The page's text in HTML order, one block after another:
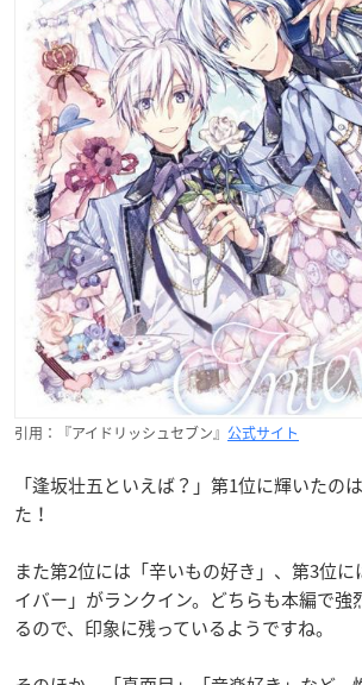
引用：『アイドリッシュセブン』 公式サイト
「逢坂壮五といえば？」第1位に輝いたの
た！
また第2位には「辛いもの好き」、第3位
イバー」がランクイン。どちらも本編で強
るので、印象に残っているようですね。